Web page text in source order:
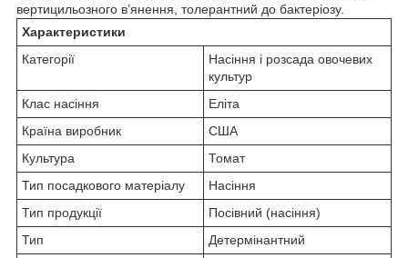
вертицильозного в’янення, толерантний до бактеріозу.
Характеристики
Категорії
Насіння і розсада овочевих
культур
Клас насіння
Еліта
Країна виробник
США
Культура
Томат
Тип посадкового матеріалу
Насіння
Тип продукції
Посівний (насіння)
Тип
Детермінантний